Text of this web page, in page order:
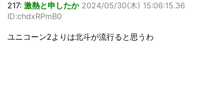
217: 激熱と申したか 2024/05/30(木) 15:06:15.36
ID:chdxRPmB0
ユニコーン2よりは北斗が流行ると思うわ